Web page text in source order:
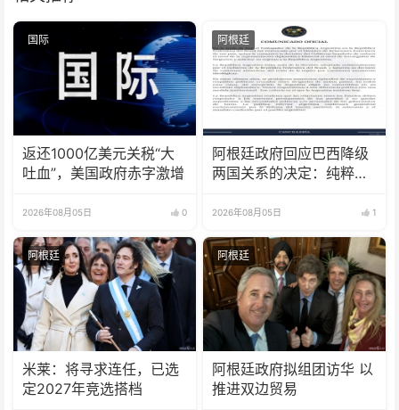
国际
返还1000亿美元关税“大
吐血”，美国政府赤字激增
2026年08月05日 0
阿根廷
阿根廷政府回应巴西降级
两国关系的决定：纯粹意
2026年08月05日 1
阿根廷
米莱：将寻求连任，已选
定2027年竞选搭档
阿根廷
阿根廷政府拟组团访华 以
推进双边贸易